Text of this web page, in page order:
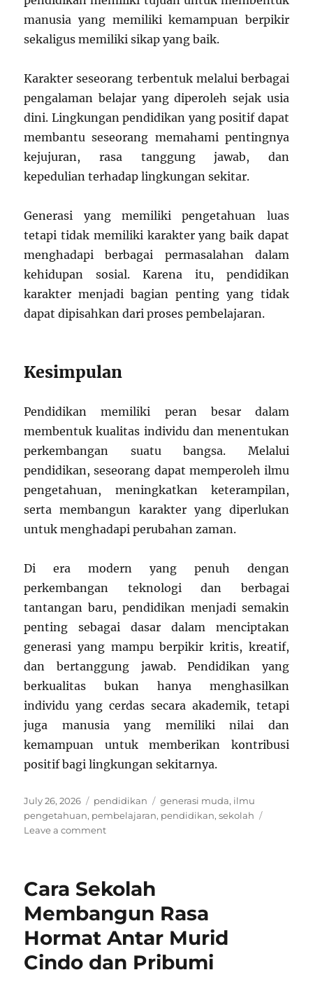
manusia yang memiliki kemampuan berpikir
sekaligus memiliki sikap yang baik.
Karakter seseorang terbentuk melalui berbagai
pengalaman belajar yang diperoleh sejak usia
dini. Lingkungan pendidikan yang positif dapat
membantu seseorang memahami pentingnya
kejujuran, rasa tanggung jawab, dan
kepedulian terhadap lingkungan sekitar.
Generasi yang memiliki pengetahuan luas
tetapi tidak memiliki karakter yang baik dapat
menghadapi berbagai permasalahan dalam
kehidupan sosial. Karena itu, pendidikan
karakter menjadi bagian penting yang tidak
dapat dipisahkan dari proses pembelajaran.
Kesimpulan
Pendidikan memiliki peran besar dalam
membentuk kualitas individu dan menentukan
perkembangan suatu bangsa. Melalui
pendidikan, seseorang dapat memperoleh ilmu
pengetahuan, meningkatkan keterampilan,
serta membangun karakter yang diperlukan
untuk menghadapi perubahan zaman.
Di era modern yang penuh dengan
perkembangan teknologi dan berbagai
tantangan baru, pendidikan menjadi semakin
penting sebagai dasar dalam menciptakan
generasi yang mampu berpikir kritis, kreatif,
dan bertanggung jawab. Pendidikan yang
berkualitas bukan hanya menghasilkan
individu yang cerdas secara akademik, tetapi
juga manusia yang memiliki nilai dan
kemampuan untuk memberikan kontribusi
positif bagi lingkungan sekitarnya.
Posted
on
July 26, 2026 Categories
pendidikan Tags
generasi muda, ilmu
pengetahuan, pembelajaran, pendidikan,sekolah
Leave a commenton
Membentuk
Depan
Generasi
Muda
Cara Sekolah
Membangun Rasa
Hormat Antar Murid
Cindo dan Pribumi